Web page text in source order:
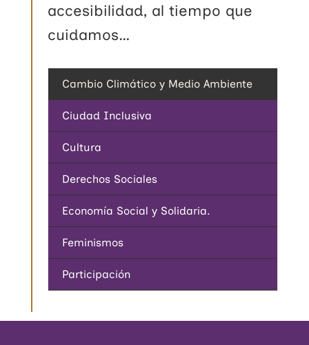
accesibilidad, al tiempo que
cuidamos…
Cambio Climático y Medio Ambiente
Ciudad Inclusiva
Cultura
Derechos Sociales
Economía Social y Solidaria.
Feminismos
Participación